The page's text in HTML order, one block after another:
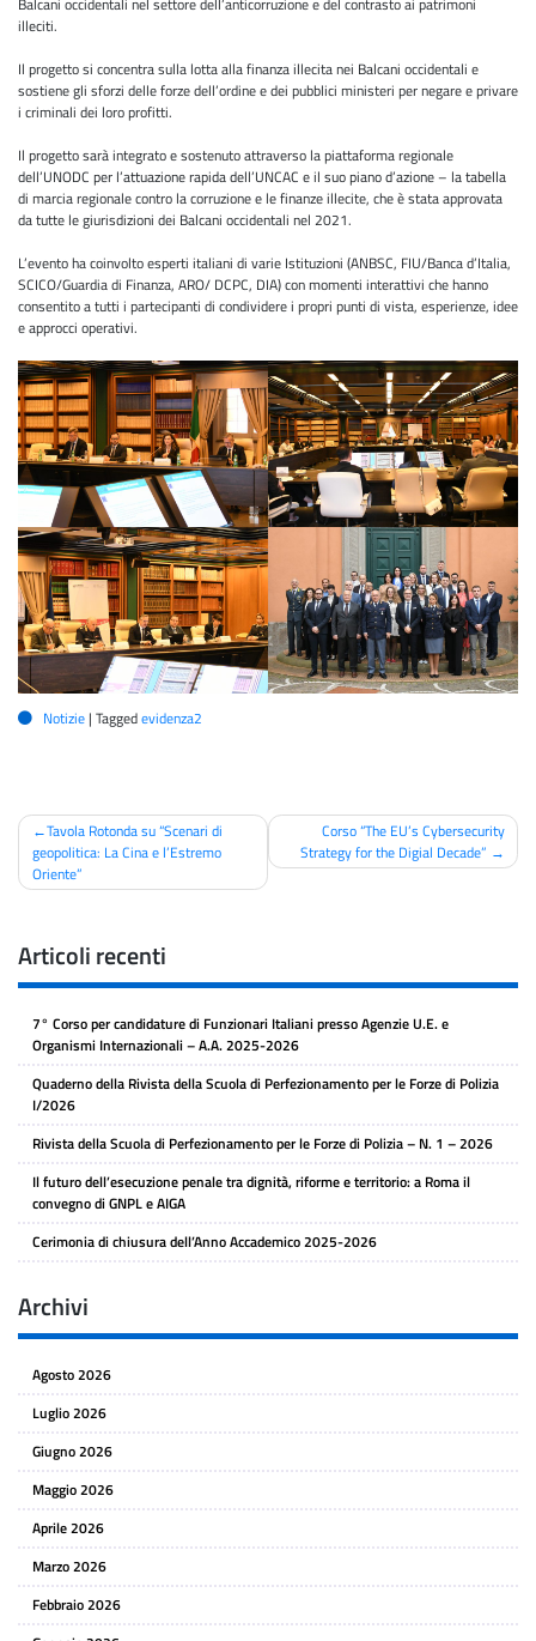
illeciti.
Il progetto si concentra sulla lotta alla finanza illecita nei Balcani occidentali e
sostiene gli sforzi delle forze dell’ordine e dei pubblici ministeri per negare e privare
i criminali dei loro profitti.
Il progetto sarà integrato e sostenuto attraverso la piattaforma regionale
dell’UNODC per l’attuazione rapida dell’UNCAC e il suo piano d’azione – la tabella
di marcia regionale contro la corruzione e le finanze illecite, che è stata approvata
da tutte le giurisdizioni dei Balcani occidentali nel 2021.
L’evento ha coinvolto esperti italiani di varie Istituzioni (ANBSC, FIU/Banca d’Italia,
SCICO/Guardia di Finanza, ARO/ DCPC, DIA) con momenti interattivi che hanno
consentito a tutti i partecipanti di condividere i propri punti di vista, esperienze, idee
e approcci operativi.
Notizie | Taggedevidenza2
Navigazione
articoli
Tavola Rotonda su “Scenari di
geopolitica: La Cina e l’Estremo
Oriente”
Corso “The EU’s Cybersecurity
Strategy for the Digial Decade”
Articoli recenti
7° Corso per candidature di Funzionari Italiani presso Agenzie U.E. e
Organismi Internazionali – A.A. 2025-2026
Quaderno della Rivista della Scuola di Perfezionamento per le Forze di Polizia
I/2026
Rivista della Scuola di Perfezionamento per le Forze di Polizia – N. 1 – 2026
Il futuro dell’esecuzione penale tra dignità, riforme e territorio: a Roma il
convegno di GNPL e AIGA
Cerimonia di chiusura dell’Anno Accademico 2025-2026
Archivi
Agosto 2026
Luglio 2026
Giugno 2026
Maggio 2026
Aprile 2026
Marzo 2026
Febbraio 2026